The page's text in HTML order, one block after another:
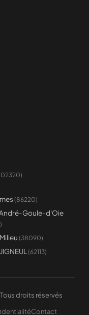
(86220)
Goule-d'Oie
(38090)
(62113)
droits réservés
Contact